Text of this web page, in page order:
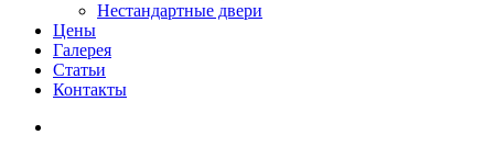
Нестандартные двери
Цены
Галерея
Статьи
Контакты